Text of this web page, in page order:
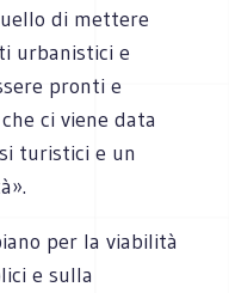
di mettere
urbanistici e
pronti e
ci viene data
turistici e un
per la viabilità
e sulla